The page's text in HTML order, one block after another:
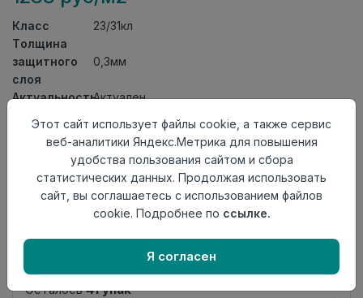
Класс
23/31кл
Толщина
защитного
слоя
0,3мм
АктуальностьАктуален
Размер
доски
152,4x914,4мм
Теплый пол
до +27 градусов
Способ
укладки
На клей
Без фаски
Страна
Осталось41 упак
Этот сайт использует файлы cookie, а также сервис
веб-аналитики Яндекс.Метрика для повышения
удобства пользования сайтом и сбора
статистических данных. Продолжая использовать
сайт, вы соглашаетесь с использованием файлов
cookie. Подробнее по ссылке.
Я согласен